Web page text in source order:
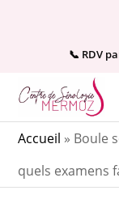
📞 RDV
Accueil » Boule
quels examens